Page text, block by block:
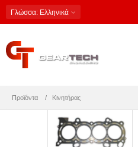
Γλώσσα: Ελληνικά
Προϊόντα Κινητήρας